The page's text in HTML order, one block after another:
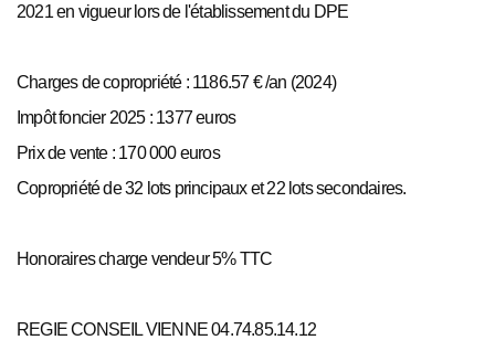
2021 en vigueur lors de l'établissement du DPE
Charges de copropriété : 1186.57 € /an (2024)
Impôt foncier 2025 : 1377 euros
Prix de vente : 170 000 euros
Copropriété de 32 lots principaux et 22 lots secondaires.
Honoraires charge vendeur 5% TTC
REGIE CONSEIL VIENNE 04.74.85.14.12